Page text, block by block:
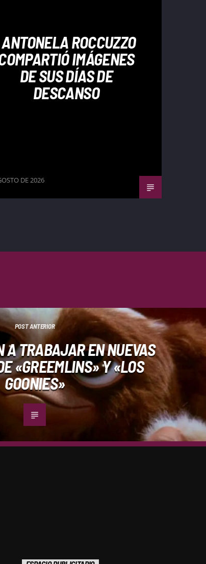
ANTONELA ROCCUZZO
IMÁGENES
DE SUS DÍAS DE
DESCANSO
DE 2026
POST ANTERIOR
A TRABAJAR EN NUEVAS
«GREEMLINS» Y «LOS
GOONIES»